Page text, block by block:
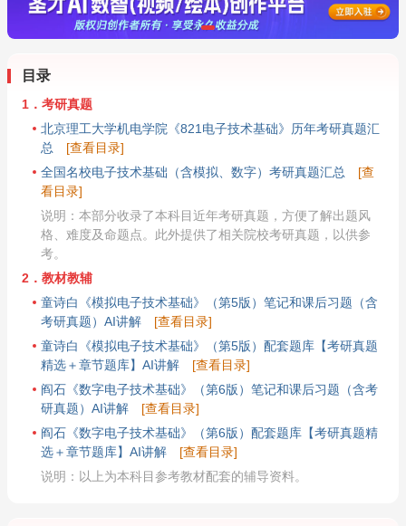
目录
1．考研真题
北京理工大学机电学院《821电子技术基础》历年考研真题汇
总
[查看目录]
全国名校电子技术基础（含模拟、数字）考研真题汇总
[查
看目录]
说明：本部分收录了本科目近年考研真题，方便了解出题风
格、难度及命题点。此外提供了相关院校考研真题，以供参
考。
2．教材教辅
童诗白《模拟电子技术基础》（第5版）笔记和课后习题（含
考研真题）AI讲解
[查看目录]
童诗白《模拟电子技术基础》（第5版）配套题库【考研真题
精选＋章节题库】AI讲解
[查看目录]
阎石《数字电子技术基础》（第6版）笔记和课后习题（含考
研真题）AI讲解
[查看目录]
阎石《数字电子技术基础》（第6版）配套题库【考研真题精
选＋章节题库】AI讲解
[查看目录]
说明：以上为本科目参考教材配套的辅导资料。